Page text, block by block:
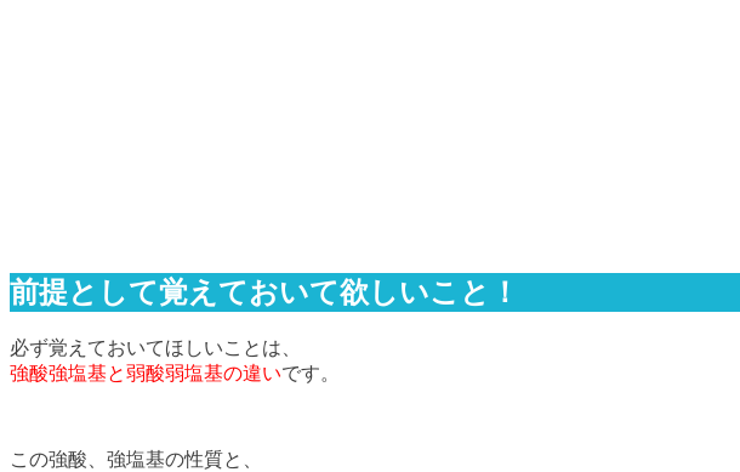
前提として覚えておいて欲しいこと！
必ず覚えておいてほしいことは、
強酸強塩基と弱酸弱塩基の違いです。
この強酸、強塩基の性質と、